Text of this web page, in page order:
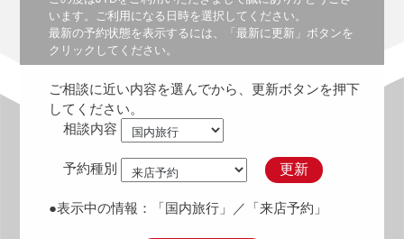
います。ご利用になる日時を選択してください。
最新の予約状態を表示するには、「最新に更新」ボタンを
クリックしてください。
ご相談に近い内容を選んでから、更新ボタンを押下
してください。
相談内容
予約種別 更新
●表示中の情報： 「国内旅行」 ／「来店予約」
7:30
7:00
7:30
9:00